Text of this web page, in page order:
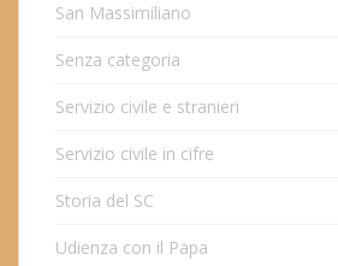
San Massimiliano
Senza categoria
Servizio civile e stranieri
Servizio civile in cifre
Storia del SC
Udienza con il Papa